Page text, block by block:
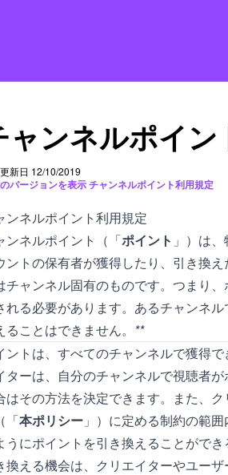
ャンネルポイン
新日 12/10/2019
バージョンを表示 チャンネルポイント利用規定
ンネルポイント利用規定
ンネルポイント（「ポイント 」）は
ントの保有者が獲得したり、引き換
チャンネル固有のものです。つまり
れる必要があります。あるチャンネ
ることはできません。 **
ントは、すべてのチャンネルで獲得
ターは、自分のチャンネルで視聴者
はその方法を決定できます。また、
「本ポリシー 」）に定める制約の範
うにポイントを引き換えることがで
換える機会は、クリエイターやユー